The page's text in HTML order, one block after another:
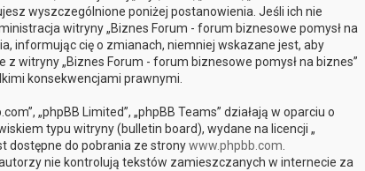
wyszczególnione poniżej postanowienia. Jeśli ich nie
witryny „Biznes Forum - forum biznesowe pomysł na
informując cię o zmianach, niemniej wskazane jest, aby
witryny „Biznes Forum - forum biznesowe pomysł na biznes”
konsekwencjami prawnymi.
„phpBB Limited”, „phpBB Teams” działają w oparciu o
typu witryny (bulletin board), wydane na licencji „
dostępne do pobrania ze stronywww.phpbb.com
nie kontrolują tekstów zamieszczanych w internecie za